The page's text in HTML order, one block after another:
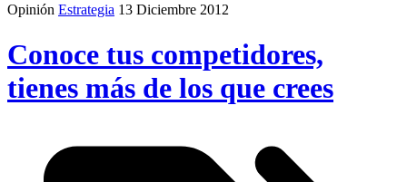
Opinión Estrategia 13 Diciembre 2012
Conoce tus competidores,
tienes más de los que crees